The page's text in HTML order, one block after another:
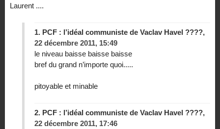
Laurent ....
1. PCF : l’idéal communiste de Vaclav Havel ????,
22 décembre 2011, 15:49
le niveau baisse baisse baisse
bref du grand n’importe quoi.....
pitoyable et minable
2. PCF : l’idéal communiste de Vaclav Havel ????,
22 décembre 2011, 17:46